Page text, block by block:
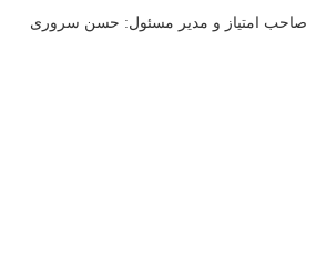
صاحب امتیاز و مدیر مسئول: حسن سروری